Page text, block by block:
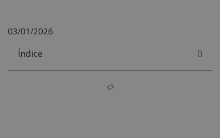
03/01/2026
Índice